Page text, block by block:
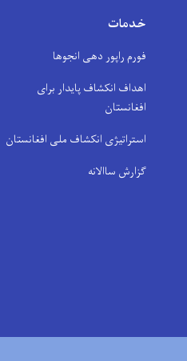
خدمات
فورم راپور دهی انجوها
اهداف انکشاف پایدار برای
افغانستان
استراتیژی انکشاف ملی افغانستان
گزارش ساالانه